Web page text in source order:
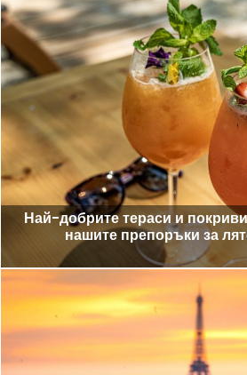
Най-добрите тераси и
нашите препоръки за